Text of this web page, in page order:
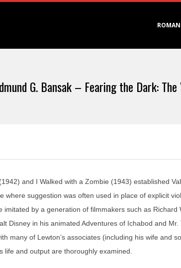
G. Bansak – Fearing the Dark:
(1942) and I Walked with a Zombie (1943) established
where suggestion was often used in place of explicit
imitated by a generation of filmmakers such as Richard
Disney in his animated Adventures of Ichabod and
many of Lewton’s associates (including his wife and
life and output are thoroughly examined.